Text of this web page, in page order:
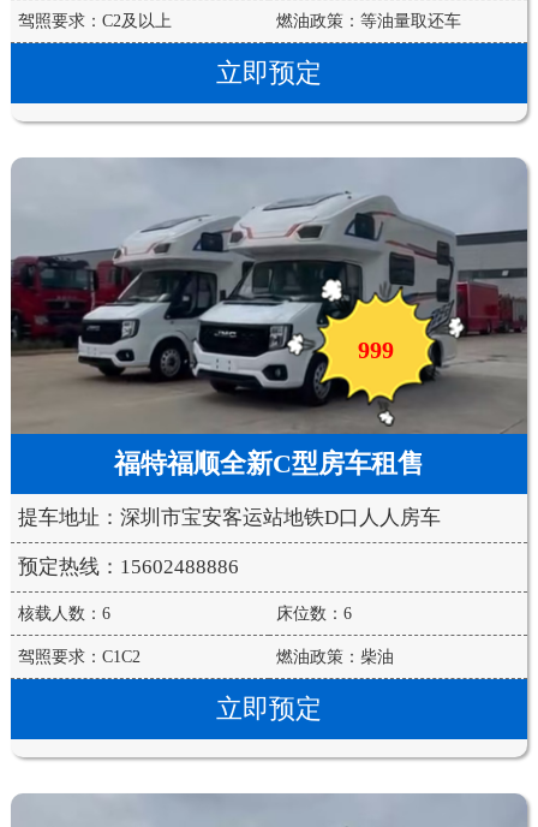
驾照要求：C2及以上 燃油政策：等油量取还车
立即预定
999
福特福顺全新C型房车租售
提车地址：深圳市宝安客运站地铁D口人人房车
预定热线：15602488886
核载人数：6 床位数：6
驾照要求：C1C2 燃油政策：柴油
立即预定